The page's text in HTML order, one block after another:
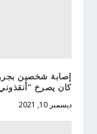
إصابة شخصين
كان يصرخ
ديسمبر 10, 2021